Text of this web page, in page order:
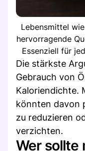
Lebensmittel
hervorragende
Essenziell für
Die stärkste
Gebrauch von
Kaloriendichte.
könnten davon
zu reduzieren
verzichten.
Wer sollte